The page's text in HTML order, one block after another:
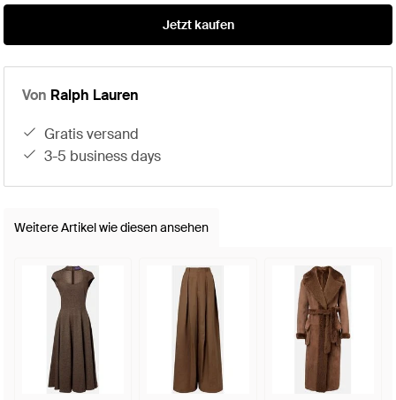
Jetzt kaufen
Von Ralph Lauren
gratis versand
3-5 business days
Weitere Artikel wie diesen ansehen